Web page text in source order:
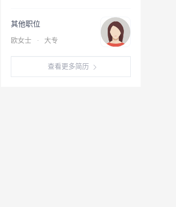
其他职位
欧女士 · 大专
查看更多简历